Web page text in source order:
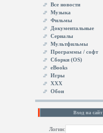
Все новости
Музыка
Фильмы
Документальные
Сериалы
Мультфильмы
Программы / софт
Сборки (OS)
eBooks
Игры
XXX
Обои
Вход на сайт
Логин: